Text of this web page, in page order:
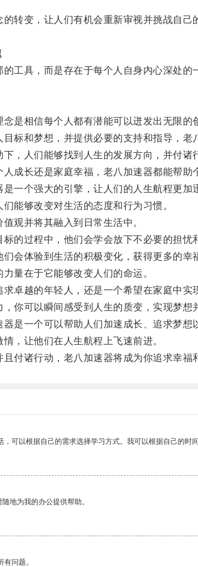
变，让人们有机会重新审视并挑战自己
具，而是存在于每个人自身内心深处的
相信每个人都有潜能可以迸发出无限的
和梦想，并提供必要的支持和指导，老
人们能够找到人生的发展方向，并付诸
长还是家庭幸福，老八加速器都能帮助
个强大的引擎，让人们的人生航程更加
够改变对生活的态度和行为习惯。
并将其融入到日常生活中。
过程中，他们会学会放下不必要的担忧
体验到生活的积极变化，获得更多的幸
在于它能够改变人们的命运。
越的年轻人，还是一个希望在家庭中实
可以瞬间感受到人生的质变，实现梦想
一个可以帮助人们加速成长、追求梦想
让他们在人生航程上飞速前进。
诸行动，老八加速器将成为你追求幸福
可以根据自己的需求选择学习方式。我可以根据自己的时间
地为我的办公提供帮助。
问题。